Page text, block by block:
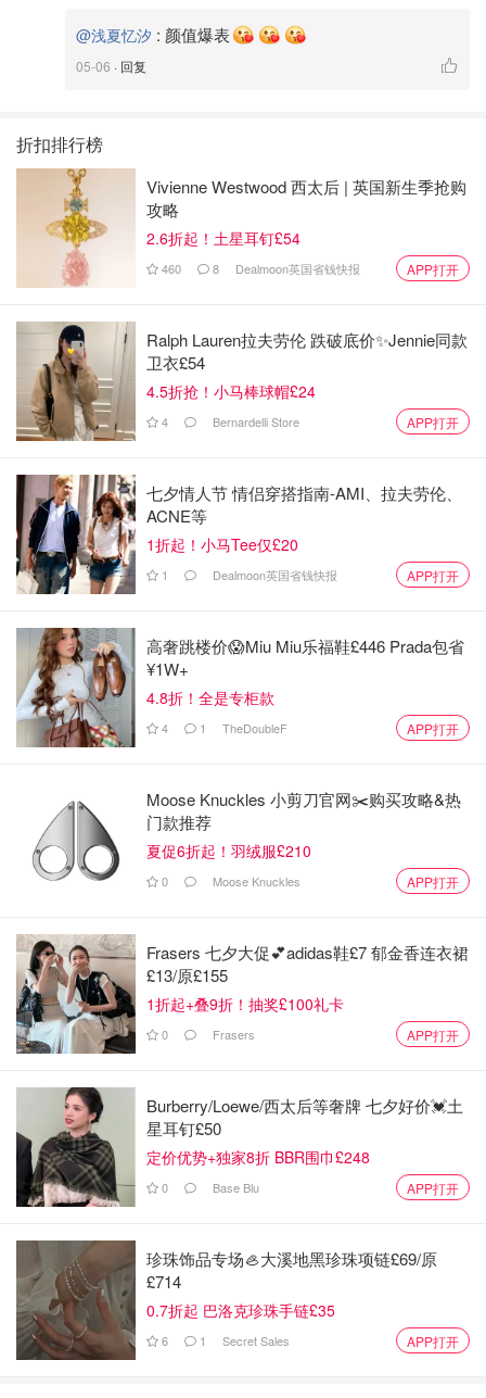
@浅夏忆汐 : 颜值爆表
05-06 · 回复
折扣排行榜
Vivienne Westwood 西太后 | 英国新生季抢购
攻略
2.6折起！土星耳钉£54
460 8 Dealmoon英国省钱快报 APP打开
Ralph Lauren拉夫劳伦 跌破底价✨Jennie同款
卫衣£54
4.5折抢！小马棒球帽£24
4 Bernardelli Store APP打开
七夕情人节 情侣穿搭指南-AMI、拉夫劳伦、
ACNE等
1折起！小马Tee仅£20
1 Dealmoon英国省钱快报 APP打开
高奢跳楼价😱Miu Miu乐福鞋£446 Prada包省
¥1W+
4.8折！全是专柜款
4 1 TheDoubleF APP打开
Moose Knuckles 小剪刀官网✂️购买攻略&热
门款推荐
夏促6折起！羽绒服£210
0 Moose Knuckles APP打开
Frasers 七夕大促💕adidas鞋£7 郁金香连衣裙
£13/原£155
1折起+叠9折！抽奖£100礼卡
0 Frasers APP打开
Burberry/Loewe/西太后等奢牌 七夕好价💓土
星耳钉£50
定价优势+独家8折 BBR围巾£248
0 Base Blu APP打开
珍珠饰品专场🦪大溪地黑珍珠项链£69/原
£714
0.7折起 巴洛克珍珠手链£35
6 1 Secret Sales APP打开